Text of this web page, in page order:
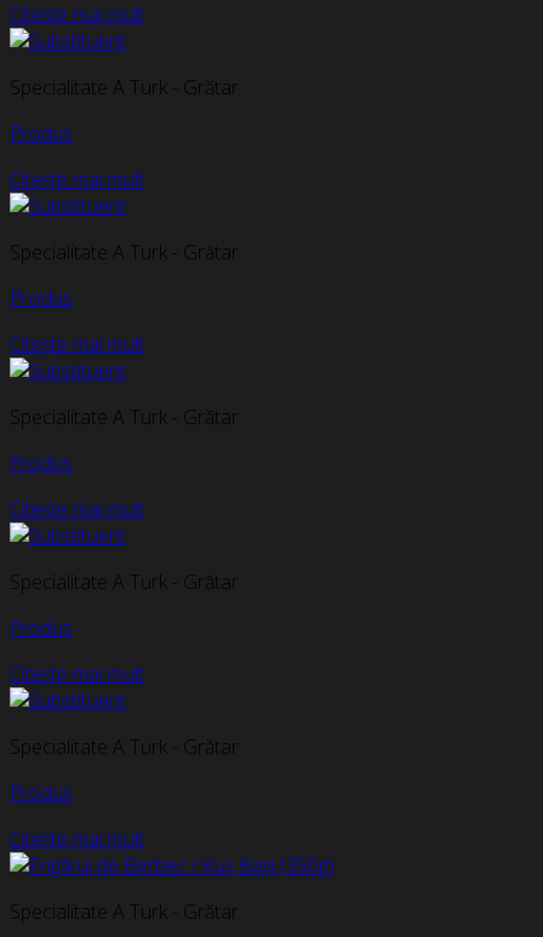
Citește mai mult
Specialitate A Turk - Grătar
Produs
Citește mai mult
Specialitate A Turk - Grătar
Produs
Citește mai mult
Specialitate A Turk - Grătar
Produs
Citește mai mult
Specialitate A Turk - Grătar
Produs
Citește mai mult
Specialitate A Turk - Grătar
Produs
Citește mai mult
Specialitate A Turk - Grătar